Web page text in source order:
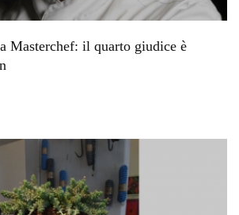
Masterchef: il quarto giudice è